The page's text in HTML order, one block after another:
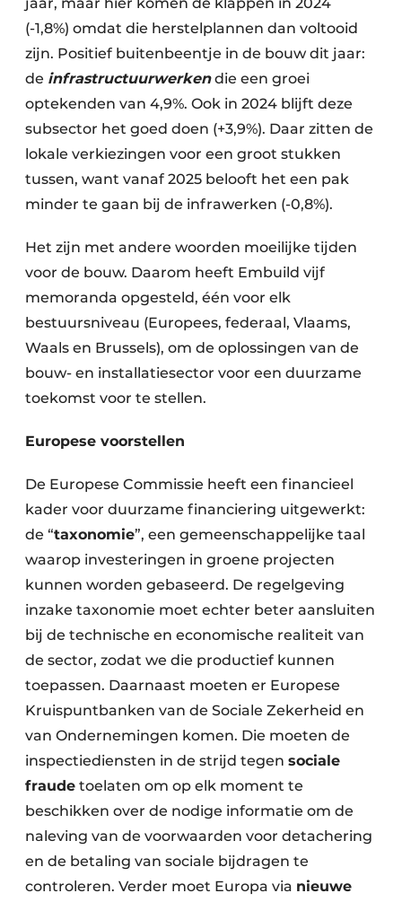
(-1,8%) omdat die herstelplannen dan voltooid
zijn. Positief buitenbeentje in de bouw dit jaar:
de infrastructuurwerkendie een groei
optekenden van 4,9%. Ook in 2024 blijft deze
subsector het goed doen (+3,9%). Daar zitten de
lokale verkiezingen voor een groot stukken
tussen, want vanaf 2025 belooft het een pak
minder te gaan bij de infrawerken (-0,8%).
Het zijn met andere woorden moeilijke tijden
voor de bouw. Daarom heeft Embuild vijf
memoranda opgesteld, één voor elk
bestuursniveau (Europees, federaal, Vlaams,
Waals en Brussels), om de oplossingen van de
bouw- en installatiesector voor een duurzame
toekomst voor te stellen.
Europese voorstellen
De Europese Commissie heeft een financieel
kader voor duurzame financiering uitgewerkt:
de “taxonomie”, een gemeenschappelijke taal
waarop investeringen in groene projecten
kunnen worden gebaseerd. De regelgeving
inzake taxonomie moet echter beter aansluiten
bij de technische en economische realiteit van
de sector, zodat we die productief kunnen
toepassen. Daarnaast moeten er Europese
Kruispuntbanken van de Sociale Zekerheid en
van Ondernemingen komen. Die moeten de
inspectiediensten in de strijd tegen sociale
fraude toelaten om op elk moment te
beschikken over de nodige informatie om de
naleving van de voorwaarden voor detachering
en de betaling van sociale bijdragen te
controleren. Verder moet Europa via nieuwe